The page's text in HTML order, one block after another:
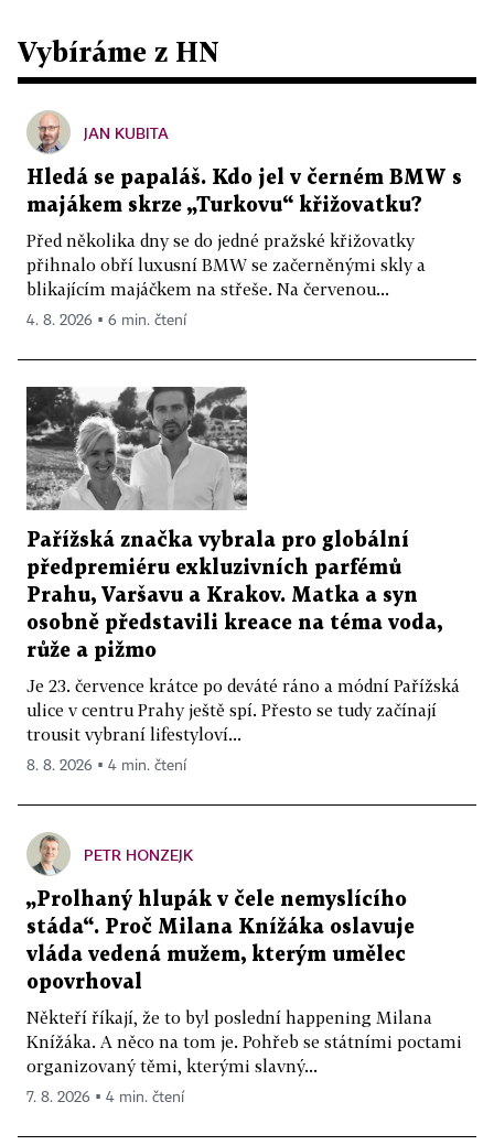
Vybíráme z HN
JAN KUBITA
Hledá se papaláš. Kdo jel v černém BMW s
majákem skrze „Turkovu“ křižovatku?
Před několika dny se do jedné pražské křižovatky
přihnalo obří luxusní BMW se začerněnými skly a
blikajícím majáčkem na střeše. Na červenou...
4. 8. 2026 ▪ 6 min. čtení
Pařížská značka vybrala pro globální
předpremiéru exkluzivních parfémů
Prahu, Varšavu a Krakov. Matka a syn
osobně představili kreace na téma voda,
růže a pižmo
Je 23. července krátce po deváté ráno a módní Pařížská
ulice v centru Prahy ještě spí. Přesto se tudy začínají
trousit vybraní lifestyloví...
8. 8. 2026 ▪ 4 min. čtení
PETR HONZEJK
„Prolhaný hlupák v čele nemyslícího
stáda“. Proč Milana Knížáka oslavuje
vláda vedená mužem, kterým umělec
opovrhoval
Někteří říkají, že to byl poslední happening Milana
Knížáka. A něco na tom je. Pohřeb se státními poctami
organizovaný těmi, kterými slavný...
7. 8. 2026 ▪ 4 min. čtení